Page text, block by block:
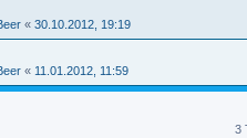
« 30.10.2012, 19:19
« 11.01.2012, 11:59
3